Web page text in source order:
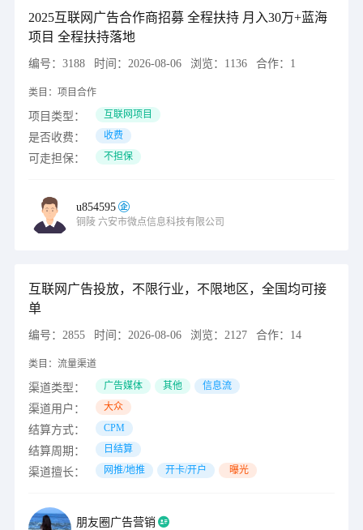
2025互联网广告合作商招募 全程扶持 月入30万+蓝海
项目 全程扶持落地
编号： 3188 时间： 2026-08-06 浏览： 1136 合作： 1
类目： 项目合作
项目类型： 互联网项目
是否收费： 收费
可走担保： 不担保
u854595
铜陵 六安市微点信息科技有限公司
互联网广告投放，不限行业，不限地区，全国均可接
单
编号： 2855 时间： 2026-08-06 浏览： 2127 合作： 14
类目： 流量渠道
渠道类型： 广告媒体 其他 信息流
渠道用户： 大众
结算方式： CPM
结算周期： 日结算
渠道擅长： 网推/地推 开卡/开户 曝光
朋友圈广告营销